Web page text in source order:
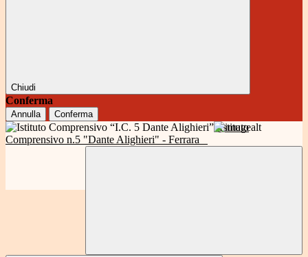
Chiudi
Conferma
Annulla Conferma
Istituto
Comprensivo n.5 "Dante Alighieri" - Ferrara